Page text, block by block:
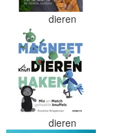
dieren
dieren